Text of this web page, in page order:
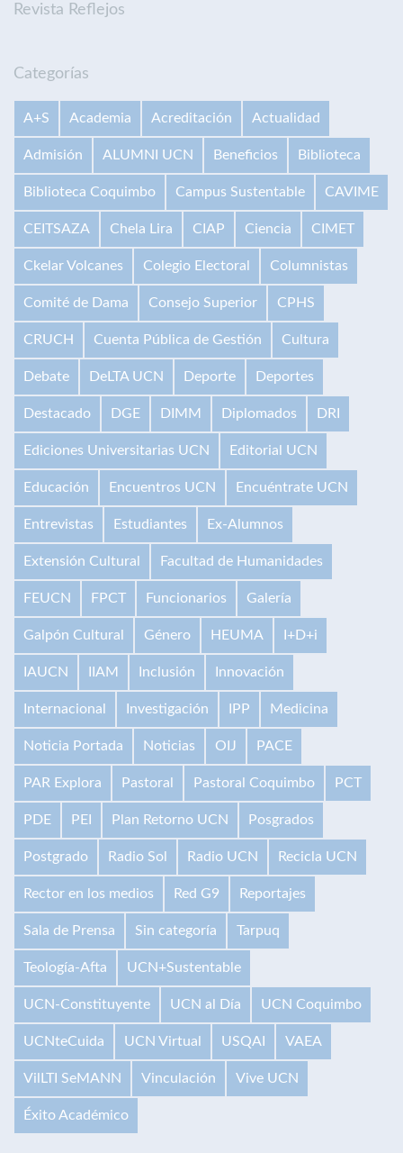
Revista Reflejos
Categorías
A+S Academia Acreditación Actualidad
Admisión ALUMNI UCN Beneficios Biblioteca
Biblioteca Coquimbo Campus Sustentable CAVIME
CEITSAZA Chela Lira CIAP Ciencia CIMET
Ckelar Volcanes Colegio Electoral Columnistas
Comité de Dama Consejo Superior CPHS
CRUCH Cuenta Pública de Gestión Cultura
Debate DeLTA UCN Deporte Deportes
Destacado DGE DIMM Diplomados DRI
Ediciones Universitarias UCN Editorial UCN
Educación Encuentros UCN Encuéntrate UCN
Entrevistas Estudiantes Ex-Alumnos
Extensión Cultural Facultad de Humanidades
FEUCN FPCT Funcionarios Galería
Galpón Cultural Género HEUMA I+D+i
IAUCN IIAM Inclusión Innovación
Internacional Investigación IPP Medicina
Noticia Portada Noticias OIJ PACE
PAR Explora Pastoral Pastoral Coquimbo PCT
PDE PEI Plan Retorno UCN Posgrados
Postgrado Radio Sol Radio UCN Recicla UCN
Rector en los medios Red G9 Reportajes
Sala de Prensa Sin categoría Tarpuq
Teología-Afta UCN+Sustentable
UCN-Constituyente UCN al Día UCN Coquimbo
UCNteCuida UCN Virtual USQAI VAEA
VilLTI SeMANN Vinculación Vive UCN
Éxito Académico